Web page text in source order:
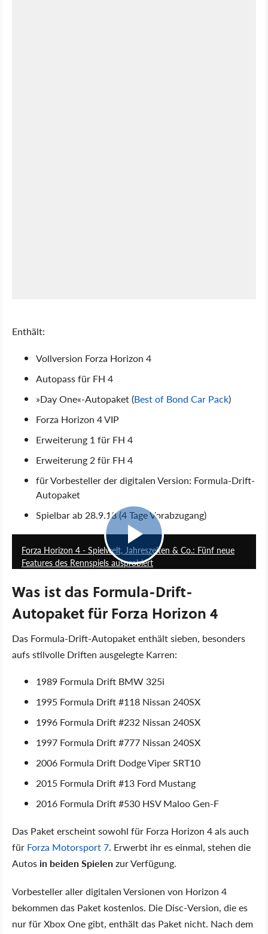
Enthält:
Vollversion Forza Horizon 4
Autopass für FH 4
»Day One«-Autopaket (Best of Bond Car Pack)
Forza Horizon 4 VIP
Erweiterung 1 für FH 4
Erweiterung 2 für FH 4
für Vorbesteller der digitalen Version: Formula-Drift-
Autopaket
Spielbar ab 28.9.18 (4 Tage Vorabzugang)
Forza Horizon 4 - Spielwelt, Jahreszeiten & Co.: Fünf neue
Features des Rennspiels ausprobiert
Was ist das Formula-Drift-
Autopaket für Forza Horizon 4
Das Formula-Drift-Autopaket enthält sieben, besonders
aufs stilvolle Driften ausgelegte Karren:
1989 Formula Drift BMW 325i
1995 Formula Drift #118 Nissan 240SX
1996 Formula Drift #232 Nissan 240SX
1997 Formula Drift #777 Nissan 240SX
2006 Formula Drift Dodge Viper SRT10
2015 Formula Drift #13 Ford Mustang
2016 Formula Drift #530 HSV Maloo Gen-F
Das Paket erscheint sowohl für Forza Horizon 4 als auch
für Forza Motorsport 7. Erwerbt ihr es einmal, stehen die
Autos in beiden Spielenzur Verfügung.
Vorbesteller aller digitalen Versionen von Horizon 4
bekommen das Paket kostenlos. Die Disc-Version, die es
nur für Xbox One gibt, enthält das Paket nicht. Nach dem